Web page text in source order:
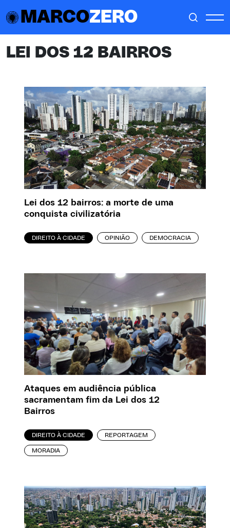
MARCOZERO
LEI DOS 12 BAIRROS
Lei dos 12 bairros: a morte de uma
conquista civilizatória
DIREITO À CIDADE OPINIÃO DEMOCRACIA
Ataques em audiência pública
sacramentam fim da Lei dos 12
Bairros
DIREITO À CIDADE REPORTAGEM
MORADIA